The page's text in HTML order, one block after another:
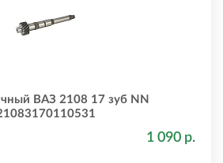
ВАЗ 2108 17 зуб NN
1 090 р.